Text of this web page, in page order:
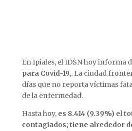
En Ipiales, el IDSN hoy informa
para Covid-19,. La ciudad
días que no reporta víctimas
de la enfermedad.
Hasta hoy, es 8.414 (9.39%) el
contagiados; tiene alrededor